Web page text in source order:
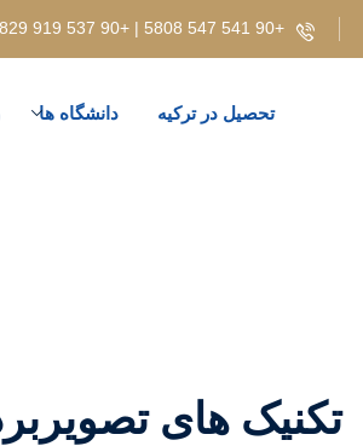
+90 541 547 5808 | +90 537 919 3829 | +90 530 347 4908 | +90 543 208 05 85
تحصیل در ترکیه دانشگاه ها
تکنیک های